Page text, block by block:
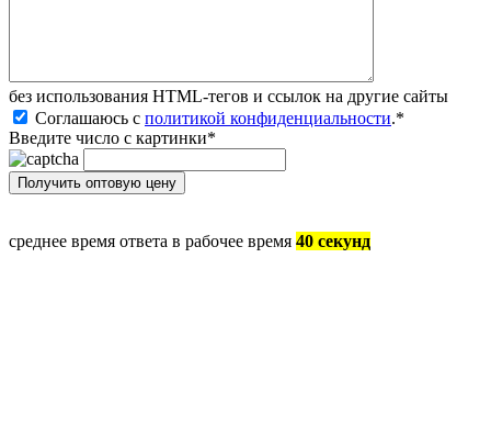
без иcпользования HTML-тегов и ссылок на другие сайты
Соглашаюсь с политикой конфиденциальности.*
Введите число с картинки*
среднее время ответа в рабочее время 40 секунд